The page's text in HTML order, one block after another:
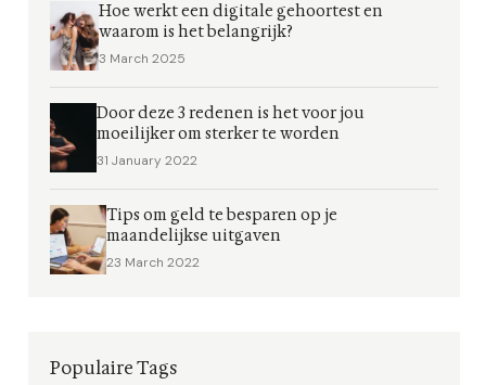
Hoe werkt een digitale gehoortest en
waarom is het belangrijk?
3 March 2025
Door deze 3 redenen is het voor jou
moeilijker om sterker te worden
31 January 2022
Tips om geld te besparen op je
maandelijkse uitgaven
23 March 2022
Populaire Tags